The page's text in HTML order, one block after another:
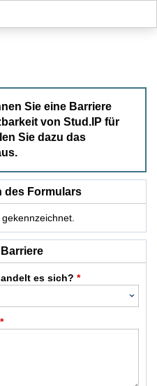
Sie eine Barriere
von Stud.IP für
Sie dazu das
des Formulars
es sich? *
*